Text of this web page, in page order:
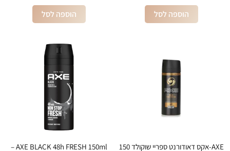
הוספה לסל הוספה לסל
AXE-אקס דאודורנט ספריי שוקולד 150
AXE BLACK 48h FRESH 150ml –